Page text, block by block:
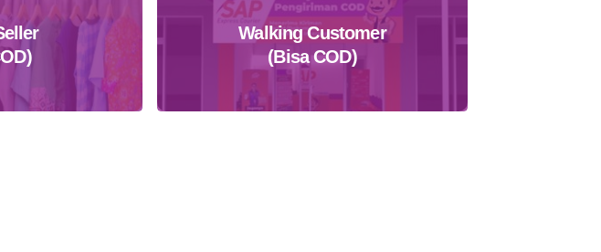
Walking Customer
(Bisa COD)